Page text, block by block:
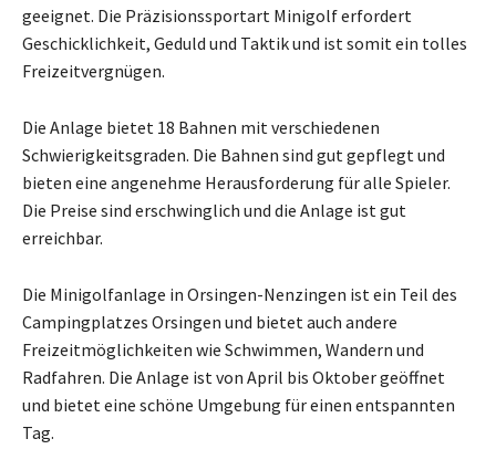
geeignet. Die Präzisionssportart Minigolf erfordert
Geschicklichkeit, Geduld und Taktik und ist somit ein tolles
Freizeitvergnügen.
Die Anlage bietet 18 Bahnen mit verschiedenen
Schwierigkeitsgraden. Die Bahnen sind gut gepflegt und
bieten eine angenehme Herausforderung für alle Spieler.
Die Preise sind erschwinglich und die Anlage ist gut
erreichbar.
Die Minigolfanlage in Orsingen-Nenzingen ist ein Teil des
Campingplatzes Orsingen und bietet auch andere
Freizeitmöglichkeiten wie Schwimmen, Wandern und
Radfahren. Die Anlage ist von April bis Oktober geöffnet
und bietet eine schöne Umgebung für einen entspannten
Tag.